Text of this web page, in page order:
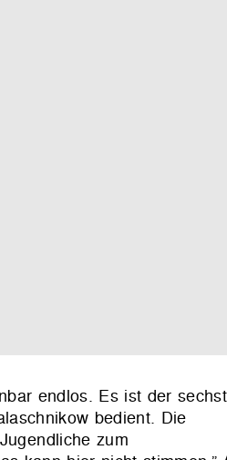
endlos. Es ist der
bedient. Die
zum